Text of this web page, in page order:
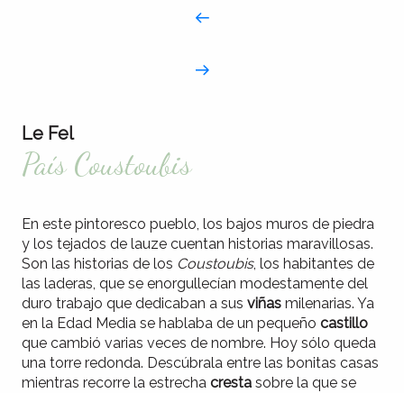
Le Fel
País Coustoubis
En este pintoresco pueblo, los bajos muros de piedra
y los tejados de lauze cuentan historias maravillosas.
Son las historias de los Coustoubis, los habitantes de
las laderas, que se enorgullecían modestamente del
duro trabajo que dedicaban a sus viñas milenarias. Ya
en la Edad Media se hablaba de un pequeño castillo
que cambió varias veces de nombre. Hoy sólo queda
una torre redonda. Descúbrala entre las bonitas casas
mientras recorre la estrecha cresta sobre la que se